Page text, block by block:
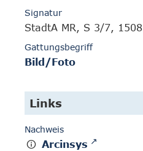
Signatur
StadtA MR, S 3/7, 1508
Gattungsbegriff
Bild/Foto
Links
Nachweis
Arcinsys